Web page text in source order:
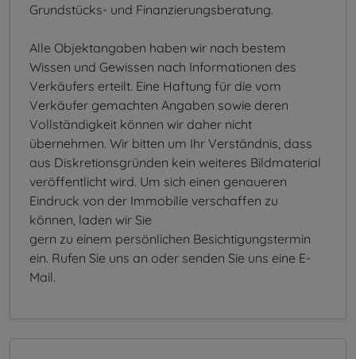
Grundstücks- und Finanzierungsberatung.
Alle Objektangaben haben wir nach bestem
Wissen und Gewissen nach Informationen des
Verkäufers erteilt. Eine Haftung für die vom
Verkäufer gemachten Angaben sowie deren
Vollständigkeit können wir daher nicht
übernehmen. Wir bitten um Ihr Verständnis, dass
aus Diskretionsgründen kein weiteres Bildmaterial
veröffentlicht wird. Um sich einen genaueren
Eindruck von der Immobilie verschaffen zu
können, laden wir Sie
gern zu einem persönlichen Besichtigungstermin
ein. Rufen Sie uns an oder senden Sie uns eine E-
Mail.